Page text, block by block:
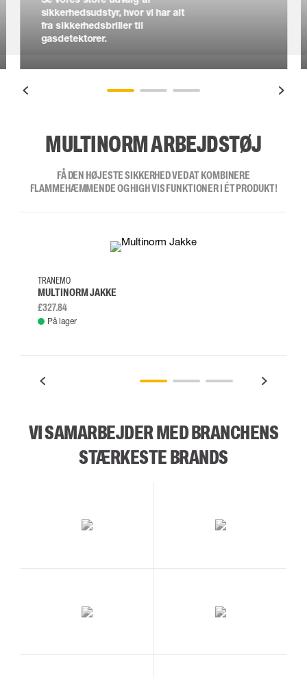
sikkerhedsudstyr, hvor vi har alt
fra sikkerhedsbriller til
gasdetektorer.
MULTINORM ARBEJDSTØJ
FÅ DEN HØJESTE SIKKERHED VED AT KOMBINERE
FLAMMEHÆMMENDE OG HIGH VIS FUNKTIONER I ÉT PRODUKT!
TRANEMO
MULTINORM JAKKE
£327.84
På lager
VI SAMARBEJDER MED BRANCHENS
STÆRKESTE BRANDS